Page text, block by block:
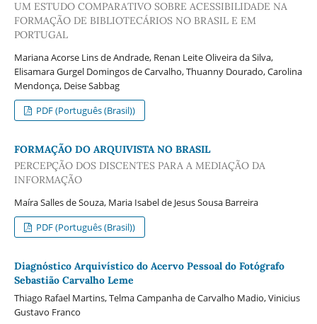
UM ESTUDO COMPARATIVO SOBRE ACESSIBILIDADE NA
FORMAÇÃO DE BIBLIOTECÁRIOS NO BRASIL E EM
PORTUGAL
Mariana Acorse Lins de Andrade, Renan Leite Oliveira da Silva,
Elisamara Gurgel Domingos de Carvalho, Thuanny Dourado, Carolina
Mendonça, Deise Sabbag
PDF (Português (Brasil))
FORMAÇÃO DO ARQUIVISTA NO BRASIL
PERCEPÇÃO DOS DISCENTES PARA A MEDIAÇÃO DA
INFORMAÇÃO
Maíra Salles de Souza, Maria Isabel de Jesus Sousa Barreira
PDF (Português (Brasil))
Diagnóstico Arquivístico do Acervo Pessoal do Fotógrafo
Sebastião Carvalho Leme
Thiago Rafael Martins, Telma Campanha de Carvalho Madio, Vinicius
Gustavo Franco